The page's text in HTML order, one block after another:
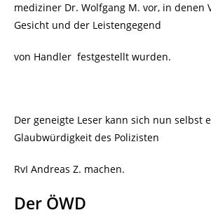
mediziner Dr. Wolfgang M. vor, in denen
Gesicht und der Leistengegend
von Handler festgestellt wurden.
Der geneigte Leser kann sich nun selbst
Glaubwürdigkeit des Polizisten
RvI Andreas Z. machen.
Der ÖWD